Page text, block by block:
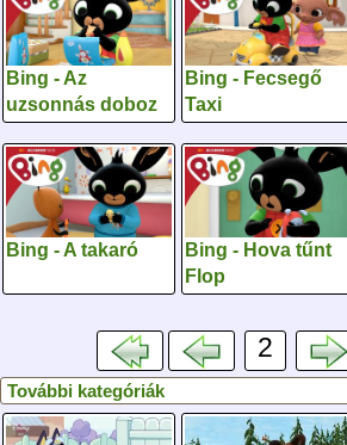
Bing - Az
uzsonnás doboz
Bing - Fecsegő
Taxi
Bing - A takaró
Bing - Hova tűnt
Flop
2
További kategóriák